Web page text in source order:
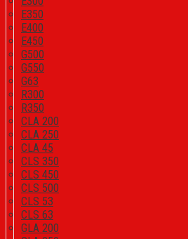
E350
E400
E450
G500
G550
G63
R300
R350
CLA 200
CLA 250
CLA 45
CLS 350
CLS 450
CLS 500
CLS 53
CLS 63
GLA 200